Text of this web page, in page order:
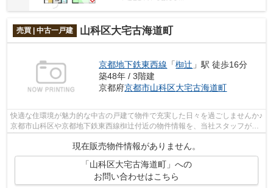
売買 | 中古一戸建 山科区大宅古海道町
京都地下鉄東西線 「椥辻 」駅 徒歩16分
築48年 / 3階建
京都府京都市山科区大宅古海道町
快適な住環境が魅力的な中古の戸建て物件で充実した日々を過ごしませんか♪
京都市山科区や京都地下鉄東西線椥辻付近の物件情報を、当社スタッフがご
現在販売物件情報がありません。
「山科区大宅古海道町」への
お問い合わせはこちら